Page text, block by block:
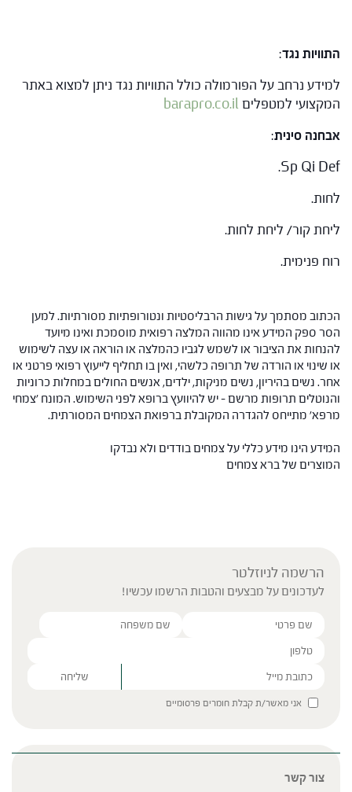
התוויות נגד:
למידע נרחב על הפורמולה כולל התוויות נגד ניתן למצוא באתר
המקצועי למטפליםbarapro.co.il
אבחנה סינית:
Sp Qi Def.
לחות.
ליחת קור/ ליחת לחות.
רוח פנימית.
הכתוב מסתמך על גישות הרבליסטיות ונטורופתיות מסורתיות. למען
הסר ספק המידע אינו מהווה המלצה רפואית מוסמכת ואינו מיועד
להנחות את הציבור או לשמש לגביו כהמלצה או הוראה או עצה לשימוש
או שינוי או הורדה של תרופה כלשהי, ואין בו תחליף לייעוץ רפואי פרטני או
אחר. נשים בהיריון, נשים מניקות, ילדים, אנשים החולים במחלות כרוניות
והנוטלים תרופות מרשם – יש להיוועץ ברופא לפני השימוש. המונח 'צמחי
מרפא' מתייחס להגדרה המקובלת ברפואת הצמחים המסורתית.
המידע הינו מידע כללי על צמחים בודדים ולא נבדקו
המוצרים של ברא צמחים
הרשמה לניוזלטר
לעדכונים על מבצעים והטבות הרשמו עכשיו!
Please leave this field empty.
אני מאשר/ת קבלת חומרים פרסומיים
צור קשר